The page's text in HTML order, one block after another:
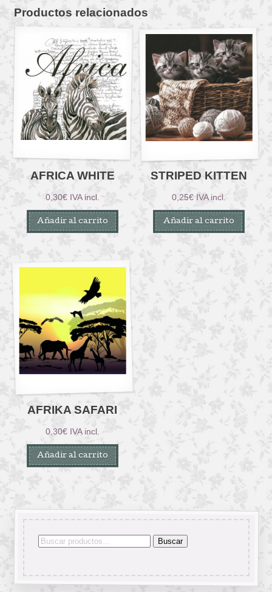
Productos relacionados
AFRICA WHITE
0,30€ IVA incl.
Añadir al carrito
STRIPED KITTEN
0,25€ IVA incl.
Añadir al carrito
AFRIKA SAFARI
0,30€ IVA incl.
Añadir al carrito
Buscar
Buscar